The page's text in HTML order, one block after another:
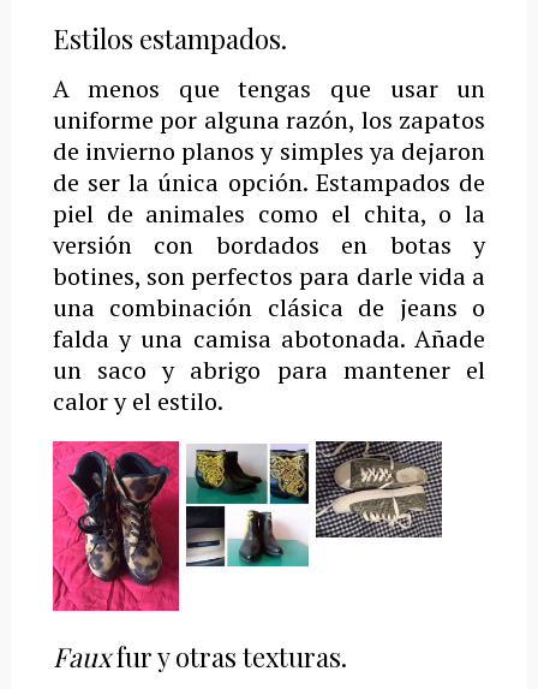
Estilos estampados.
A menos que tengas que usar un
uniforme por alguna razón, los zapatos
de invierno planos y simples ya dejaron
de ser la única opción. Estampados de
piel de animales como el chita, o la
versión con bordados en botas y
botines, son perfectos para darle vida a
una combinación clásica de jeans o
falda y una camisa abotonada. Añade
un saco y abrigo para mantener el
calor y el estilo.
Fauxfur y otras texturas.